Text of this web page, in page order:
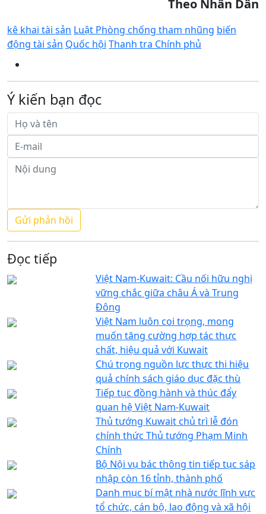
Theo Nhân Dân
kê khai tài sản Luật Phòng chống tham nhũng biến
động tài sản Quốc hội Thanh tra Chính phủ
Ý kiến bạn đọc
Đọc tiếp
Việt Nam-Kuwait: Cầu nối hữu nghị
vững chắc giữa châu Á và Trung
Đông
Việt Nam luôn coi trọng, mong
muốn tăng cường hợp tác thực
chất, hiệu quả với Kuwait
Chú trọng nguồn lực thực thi hiệu
quả chính sách giáo dục đặc thù
Tiếp tục đồng hành và thúc đẩy
quan hệ Việt Nam-Kuwait
Thủ tướng Kuwait chủ trì lễ đón
chính thức Thủ tướng Phạm Minh
Chính
Bộ Nội vụ bác thông tin tiếp tục sáp
nhập còn 16 tỉnh, thành phố
Danh mục bí mật nhà nước lĩnh vực
tổ chức, cán bộ, lao động và xã hội